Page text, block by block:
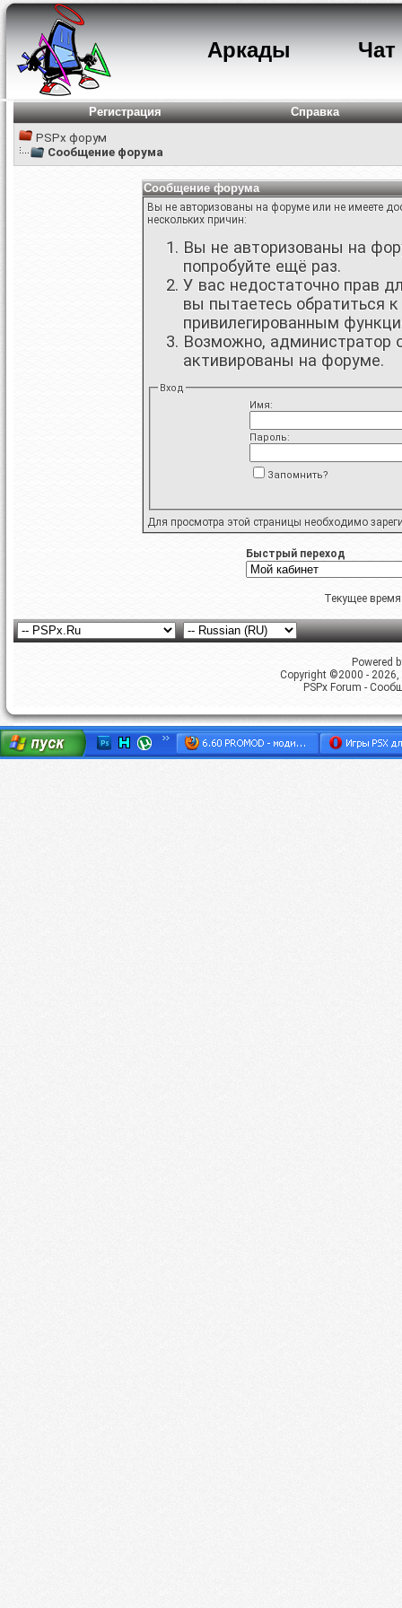
Аркады Чат
Регистрация
Справка
PSPx форум
Сообщение форума
Сообщение форума
Вы не авторизованы на форуме или не имеете
нескольких причин:
Вы не авторизованы на
попробуйте ещё раз.
У вас недостаточно прав
вы пытаетесь обратиться
привилегированным
Возможно, администратор
активированы на форуме.
Вход
Имя:
Пароль:
Запомнить?
Для просмотра этой страницы необходимо
Быстрый переход
Текущее
Powered
Copyright ©2000 -
PSPx Forum -